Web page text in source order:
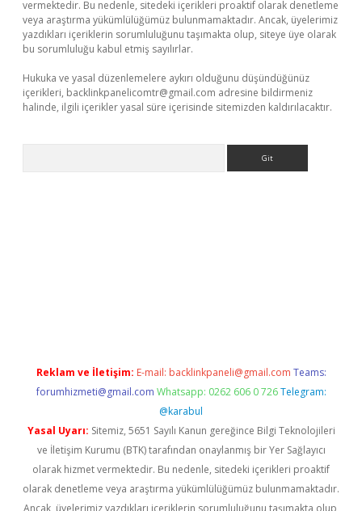
vermektedir. Bu nedenle, sitedeki içerikleri proaktif olarak denetleme
veya araştırma yükümlülüğümüz bulunmamaktadır. Ancak, üyelerimiz
yazdıkları içeriklerin sorumluluğunu taşımakta olup, siteye üye olarak
bu sorumluluğu kabul etmiş sayılırlar.
Hukuka ve yasal düzenlemelere aykırı olduğunu düşündüğünüz
içerikleri, backlinkpanelicomtr@gmail.com adresine bildirmeniz
halinde, ilgili içerikler yasal süre içerisinde sitemizden kaldırılacaktır.
Reklam ve İletişim: E-mail: backlinkpaneli@gmail.com Teams:
forumhizmeti@gmail.com Whatsapp: 0262 606 0 726 Telegram:
@karabul
Yasal Uyarı: Sitemiz, 5651 Sayılı Kanun gereğince Bilgi Teknolojileri
ve İletişim Kurumu (BTK) tarafından onaylanmış bir Yer Sağlayıcı
olarak hizmet vermektedir. Bu nedenle, sitedeki içerikleri proaktif
olarak denetleme veya araştırma yükümlülüğümüz bulunmamaktadır.
Ancak, üyelerimiz yazdıkları içeriklerin sorumluluğunu taşımakta olup,